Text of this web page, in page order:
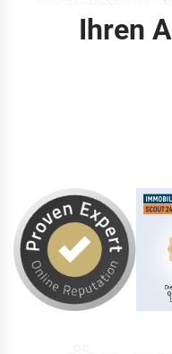
Ihren